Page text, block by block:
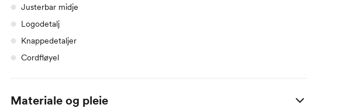
Justerbar midje
Logodetalj
Knappedetaljer
Cordfløyel
Materiale og pleie